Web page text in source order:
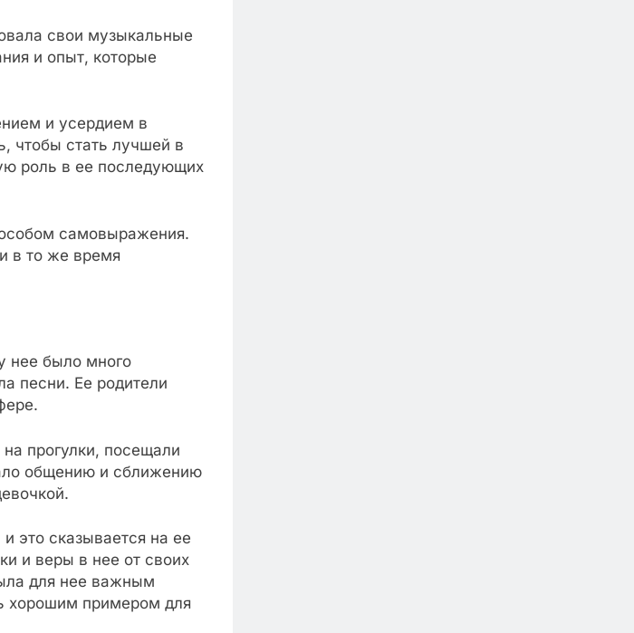
свои музыкальные
и опыт, которые
и усердием в
чтобы стать лучшей в
роль в ее последующих
самовыражения.
в то же время
нее было много
песни. Ее родители
прогулки, посещали
общению и сближению
это сказывается на ее
и веры в нее от своих
для нее важным
хорошим примером для